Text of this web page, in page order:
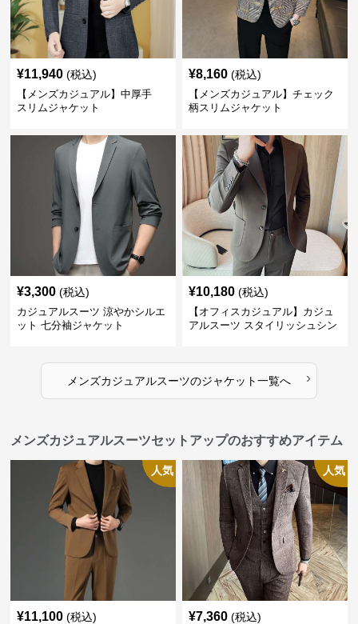
¥11,940 (税込)
【メンズカジュアル】中厚手
スリムジャケット
¥8,160 (税込)
【メンズカジュアル】チェック
柄スリムジャケット
¥3,300 (税込)
カジュアルスーツ 涼やかシルエ
ット 七分袖ジャケット
¥10,180 (税込)
【オフィスカジュアル】カジュ
アルスーツ スタイリッシュシン
メンズカジュアルスーツのジャケット一覧へ ›
メンズカジュアルスーツセットアップのおすすめアイテム
人気
¥11,100 (税込)
人気
¥7,360 (税込)